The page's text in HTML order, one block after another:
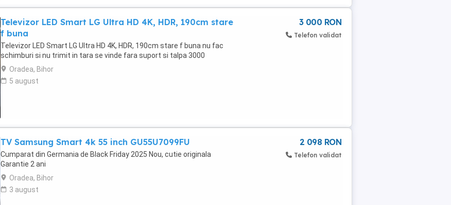
Televizor LED Smart LG Ultra HD 4K, HDR, 190cm stare
f buna
Televizor LED Smart LG Ultra HD 4K, HDR, 190cm stare f buna nu fac
schimburi si nu trimit in tara se vinde fara suport si talpa 3000
Oradea, Bihor
5 august
3 000 RON
Telefon validat
TV Samsung Smart 4k 55 inch GU55U7099FU
Cumparat din Germania de Black Friday 2025 Nou, cutie originala
Garantie 2 ani
Oradea, Bihor
3 august
2 098 RON
Telefon validat